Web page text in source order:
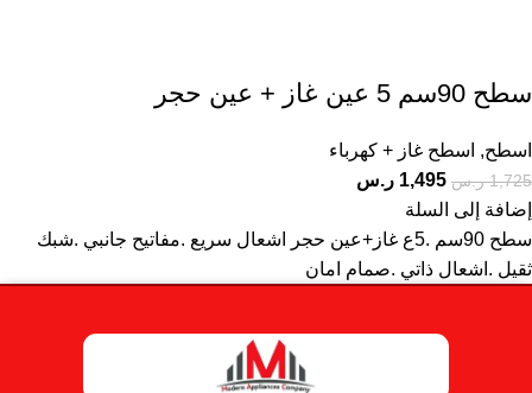
سطح 90سم 5 عين غاز + عين حجر
اسطح, اسطح غاز + كهرباء
1,725 ر.س 1,495 ر.س
إضافة إلى السلة
سطح 90سم .5ع غاز+عين حجر اشعال سريع .مفاتيح جانبي .شبك
ثقيل .اشعال ذاتي .صمام امان